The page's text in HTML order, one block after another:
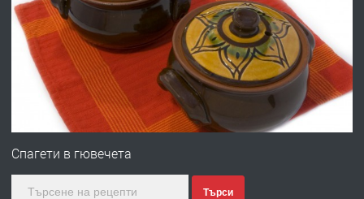
ПРЕДЛАГА Работа за общи работници
преди 1 година
Първи поход "По стъпките на Ангел
Спагети в гювечета
Търси